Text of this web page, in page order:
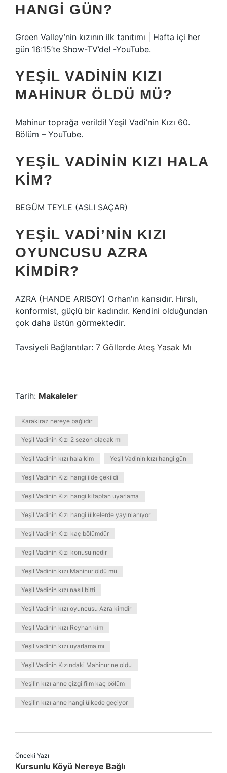
HANGI GÜN?
Green Valley’nin kızının ilk tanıtımı | Hafta içi her
gün 16:15’te Show-TV’de! -YouTube.
YEŞIL VADININ KIZI
MAHINUR ÖLDÜ MÜ?
Mahinur toprağa verildi! Yeşil Vadi’nin Kızı 60.
Bölüm – YouTube.
YEŞIL VADININ KIZI HALA
KIM?
BEGÜM TEYLE (ASLI SAÇAR)
YEŞIL VADI’NIN KIZI
OYUNCUSU AZRA
KIMDIR?
AZRA (HANDE ARISOY) Orhan’ın karısıdır. Hırslı,
konformist, güçlü bir kadındır. Kendini olduğundan
çok daha üstün görmektedir.
Tavsiyeli Bağlantılar: 7 Göllerde Ateş Yasak Mı
Tarih: Makaleler
Karakiraz nereye bağlıdır
Yeşil Vadinin Kızı 2 sezon olacak mı
Yeşil Vadinin kızı hala kim Yeşil Vadinin kızı hangi gün
Yeşil Vadinin Kızı hangi ilde çekildi
Yeşil Vadinin Kızı hangi kitaptan uyarlama
Yeşil Vadinin Kızı hangi ülkelerde yayınlanıyor
Yeşil Vadinin Kızı kaç bölümdür
Yeşil Vadinin Kızı konusu nedir
Yeşil Vadinin kızı Mahinur öldü mü
Yeşil Vadinin kızı nasıl bitti
Yeşil Vadinin kızı oyuncusu Azra kimdir
Yeşil Vadinin kızı Reyhan kim
Yeşil vadinin kızı uyarlama mı
Yeşil Vadinin Kızındaki Mahinur ne oldu
Yeşilin kızı anne çizgi film kaç bölüm
Yeşilin kızı anne hangi ülkede geçiyor
Önceki Yazı
Kursunlu Köyü Nereye Bağlı